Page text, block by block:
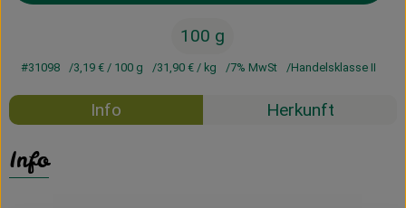
100 g
#31098 3,19 € / 100 g 31,90 € / kg 7% MwSt Handelsklasse II
Info Herkunft
Info